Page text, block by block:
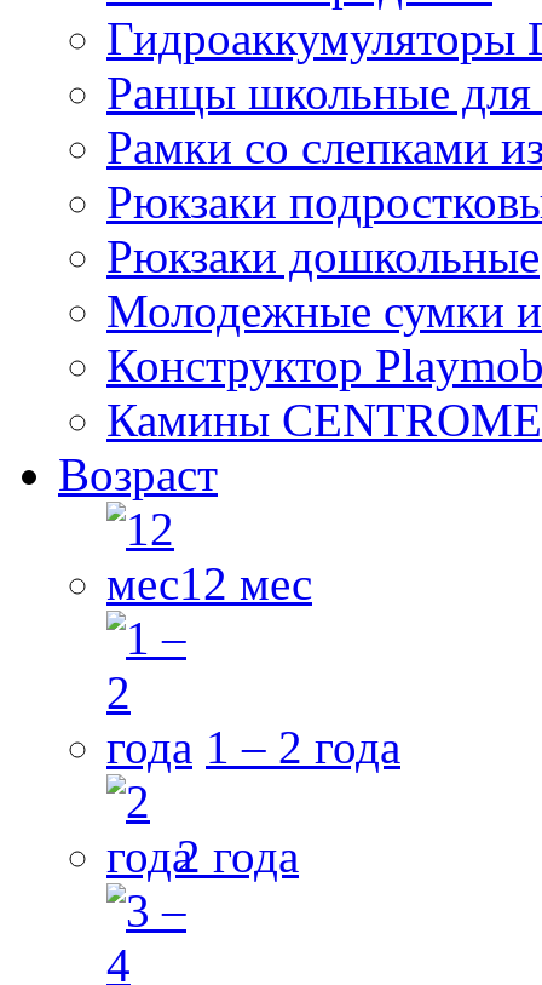
Ранцы школьные
Рамки со слепками
Рюкзаки
Рюкзаки дошкольные
Молодежные сумки
Конструктор
Камины
Возраст
12 мес
1 – 2 года
2 года